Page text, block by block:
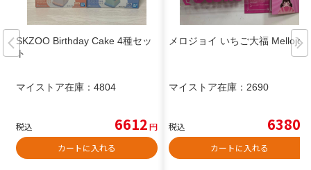
SKZOO Birthday Cake 4種セッ
ト
マイストア在庫： 4804
税込 6612円
カートに入れる
メロジョイ いちご大福 Mellojoy
マイストア在庫： 2690
税込 6380
カートに入れる